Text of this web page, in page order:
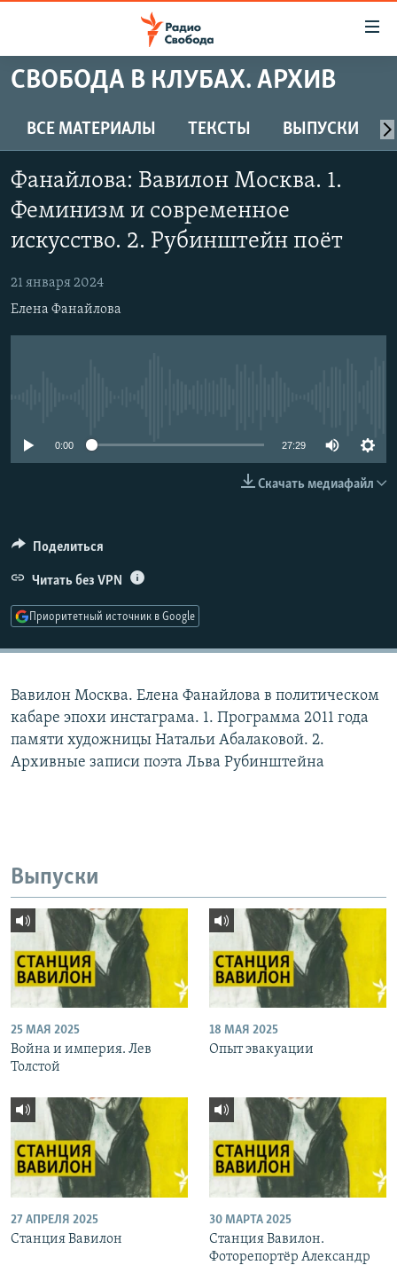
упрощенного
Вернуться
к
основному
содержанию
Вернутся
навигации
Вернутся
ПРОГРАММЫ
ПОДКАСТЫ
ЦИТАТЫ СВОБОДЫ
МНЕНИЯ
КУЛЬТУРА
IDEL.РЕАЛИИ
КАВКАЗ.РЕАЛИИ
ПОДПИШИТЕСЬ НА РАССЫЛКУ
Все сайты РСЕ/РС
СВОБОДА В КЛУБАХ. АРХИВ
ВСЕ МАТЕРИАЛЫ ТЕКСТЫ ВЫПУСКИ
Фанайлова: Вавилон Москва. 1.
Феминизм и современное
искусство. 2. Рубинштейн поёт
21 января 2024
Елена Фанайлова
0:00 27:29
Скачать медиафайл
Поделиться
Читать без VPN
Приоритетный источник в Google
Вавилон Москва. Елена Фанайлова в политическом
кабаре эпохи инстаграма. 1. Программа 2011 года
памяти художницы Натальи Абалаковой. 2.
Архивные записи поэта Льва Рубинштейна
Выпуски
25 МАЯ 2025
Война и империя. Лев
Толстой
18 МАЯ 2025
Опыт эвакуации
27 АПРЕЛЯ 2025
Станция Вавилон
30 МАРТА 2025
Станция Вавилон.
Фоторепортёр Александр